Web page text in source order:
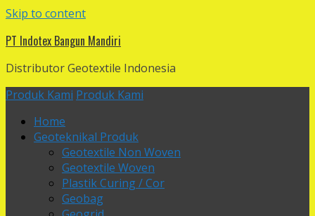
Skip to content
PT Indotex Bangun Mandiri
Distributor Geotextile Indonesia
Produk Kami Produk Kami
Home
Geoteknikal Produk
Geotextile Non Woven
Geotextile Woven
Plastik Curing / Cor
Geobag